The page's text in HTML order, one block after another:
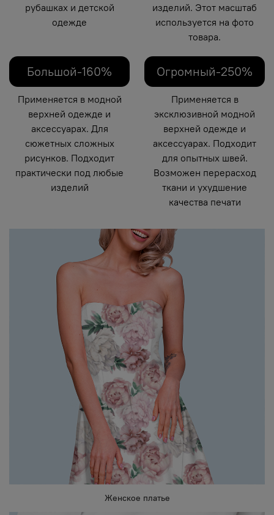
рубашках и детской
одежде
изделий. Этот масштаб
используется на фото
товара.
Большой-160%
Применяется в модной
верхней одежде и
аксессуарах. Для
сюжетных сложных
рисунков. Подходит
практически под любые
изделий
Огромный-250%
Применяется в
эксклюзивной модной
верхней одежде и
аксессуарах. Подходит
для опытных швей.
Возможен перерасход
ткани и ухудшение
качества печати
Женское платье